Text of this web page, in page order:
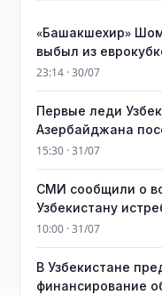
«Башакшехир»
выбыл из
23:14 · 30/07
Первые леди
Азербайджана
15:30 · 31/07
СМИ сообщили о
Узбекистану
10:00 · 31/07
В Узбекистане
финансирование